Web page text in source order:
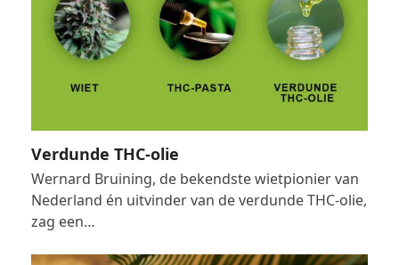
Verdunde THC-olie
Wernard Bruining, de bekendste wietpionier van
Nederland én uitvinder van de verdunde THC-olie,
zag een…